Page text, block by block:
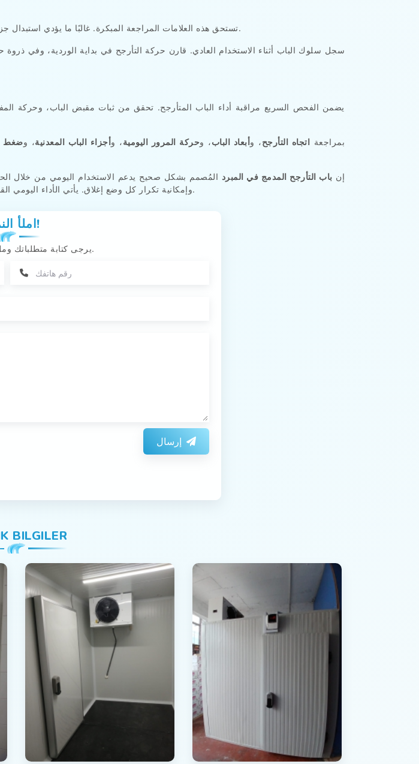
تستحق هذه العلامات المراجعة المبكرة. غالبًا ما يؤدي استبدال جزء واحد من الباب دون فحص هندسة الحركة الكاملة إلى تحويل الضغط نحو مكون آخر.
سجل سلوك الباب أثناء الاستخدام العادي. قارن حركة التأرجح في بداية الوردية، وفي
يضمن الفحص السريع مراقبة أداء الباب المتأرجح. تحقق من ثبات مقبض الباب، وحركة
يقوم نظام التبريد Freezewize بمراجعة اتجاه التأرجح، وأبعاد الباب، وحركة المرور اليومية، وأجزاء الباب المعدنية، وضغط
إن باب التأرجح المدمج في المبرد المُصمم بشكل صحيح يدعم الاستخدام اليومي من خلال
وإمكانية تكرار كل وضع إغلاق. يأتي الأداء اليومي القوي من باب متأرجح يستخدمه الموظفون بشكل طبيعي دون الحاجة إلى اهتمام إضافي.
املأ النموذج!
يرجى كتابة متطلباتك وملء النموذج للاتصال بنا.
إرسال
BILGILER